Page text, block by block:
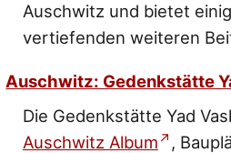
Auschwitz und bietet
vertiefenden weiteren
Auschwitz: Gedenkstätte
Die Gedenkstätte Yad
Auschwitz Album
,